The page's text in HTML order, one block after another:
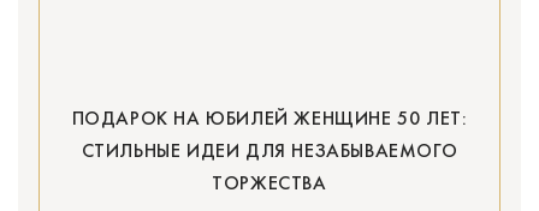
ПОДАРОК НА ЮБИЛЕЙ ЖЕНЩИНЕ 50 ЛЕТ:
СТИЛЬНЫЕ ИДЕИ ДЛЯ НЕЗАБЫВАЕМОГО
ТОРЖЕСТВА